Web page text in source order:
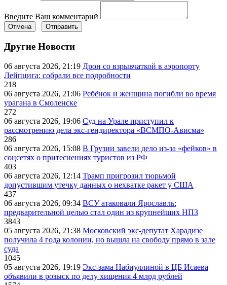
Введите Ваш комментарий
Отмена Отправить
Другие Новости
06 августа 2026, 21:19 Дрон со взрывчаткой в аэропорту
Лейпцига: собрали все подробности
218
06 августа 2026, 21:06 Ребёнок и женщина погибли во время
урагана в Смоленске
272
06 августа 2026, 19:06 Суд на Урале приступил к
рассмотрению дела экс-гендиректора «ВСМПО-Ависма»
286
06 августа 2026, 15:08 В Грузии завели дело из-за «фейков» в
соцсетях о притеснениях туристов из РФ
403
06 августа 2026, 12:14 Трамп пригрозил тюрьмой
допустившим утечку данных о нехватке ракет у США
437
06 августа 2026, 09:34 ВСУ атаковали Ярославль:
предварительной целью стал один из крупнейших НПЗ
3843
05 августа 2026, 21:38 Московский экс-депутат Харадизе
получила 4 года колонии, но вышла на свободу прямо в зале
суда
1045
05 августа 2026, 19:19 Экс-зама Набиуллиной в ЦБ Исаева
объявили в розыск по делу хищения 4 млрд рублей